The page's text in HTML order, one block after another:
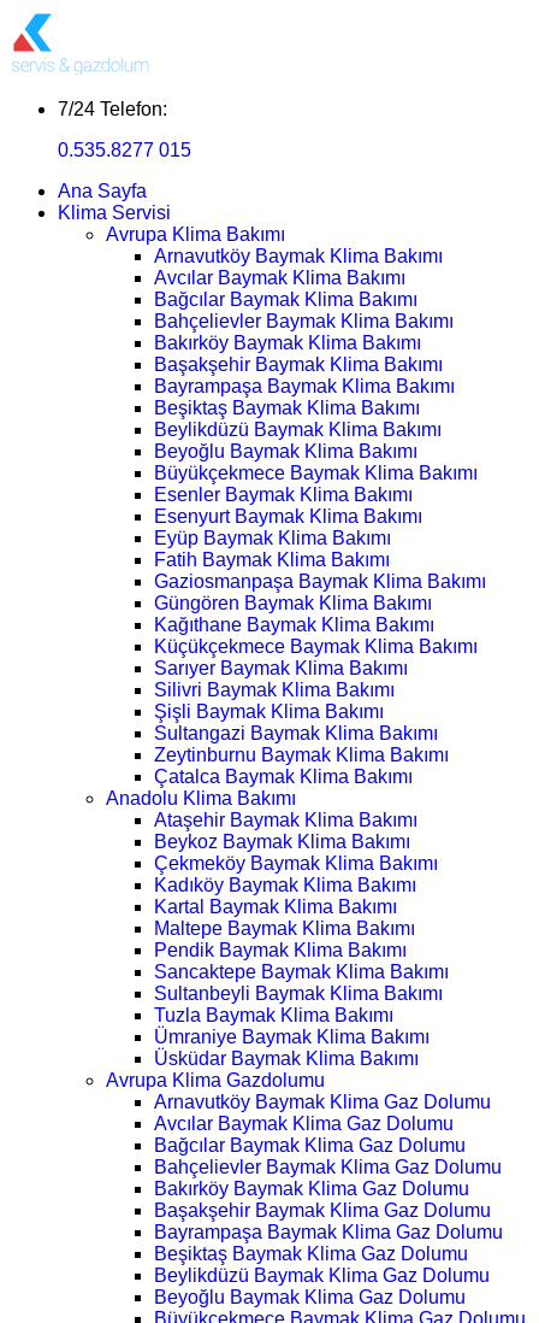
7/24 Telefon:
0.535.8277 015
Ana Sayfa
Klima Servisi
Avrupa Klima Bakımı
Arnavutköy Baymak Klima Bakımı
Avcılar Baymak Klima Bakımı
Bağcılar Baymak Klima Bakımı
Bahçelievler Baymak Klima Bakımı
Bakırköy Baymak Klima Bakımı
Başakşehir Baymak Klima Bakımı
Bayrampaşa Baymak Klima Bakımı
Beşiktaş Baymak Klima Bakımı
Beylikdüzü Baymak Klima Bakımı
Beyoğlu Baymak Klima Bakımı
Büyükçekmece Baymak Klima Bakımı
Esenler Baymak Klima Bakımı
Esenyurt Baymak Klima Bakımı
Eyüp Baymak Klima Bakımı
Fatih Baymak Klima Bakımı
Gaziosmanpaşa Baymak Klima Bakımı
Güngören Baymak Klima Bakımı
Kağıthane Baymak Klima Bakımı
Küçükçekmece Baymak Klima Bakımı
Sarıyer Baymak Klima Bakımı
Silivri Baymak Klima Bakımı
Şişli Baymak Klima Bakımı
Sultangazi Baymak Klima Bakımı
Zeytinburnu Baymak Klima Bakımı
Çatalca Baymak Klima Bakımı
Anadolu Klima Bakımı
Ataşehir Baymak Klima Bakımı
Beykoz Baymak Klima Bakımı
Çekmeköy Baymak Klima Bakımı
Kadıköy Baymak Klima Bakımı
Kartal Baymak Klima Bakımı
Maltepe Baymak Klima Bakımı
Pendik Baymak Klima Bakımı
Sancaktepe Baymak Klima Bakımı
Sultanbeyli Baymak Klima Bakımı
Tuzla Baymak Klima Bakımı
Ümraniye Baymak Klima Bakımı
Üsküdar Baymak Klima Bakımı
Avrupa Klima Gazdolumu
Arnavutköy Baymak Klima Gaz Dolumu
Avcılar Baymak Klima Gaz Dolumu
Bağcılar Baymak Klima Gaz Dolumu
Bahçelievler Baymak Klima Gaz Dolumu
Bakırköy Baymak Klima Gaz Dolumu
Başakşehir Baymak Klima Gaz Dolumu
Bayrampaşa Baymak Klima Gaz Dolumu
Beşiktaş Baymak Klima Gaz Dolumu
Beylikdüzü Baymak Klima Gaz Dolumu
Beyoğlu Baymak Klima Gaz Dolumu
Büyükçekmece Baymak Klima Gaz Dolumu